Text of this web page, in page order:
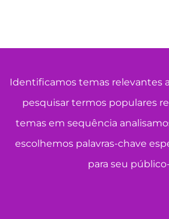
Identificamos temas relevantes
pesquisar termos populares
temas em sequência
escolhemos palavras-chave
para seu